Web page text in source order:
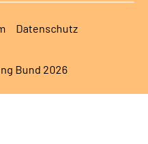
Datenschutz
Bund 2026